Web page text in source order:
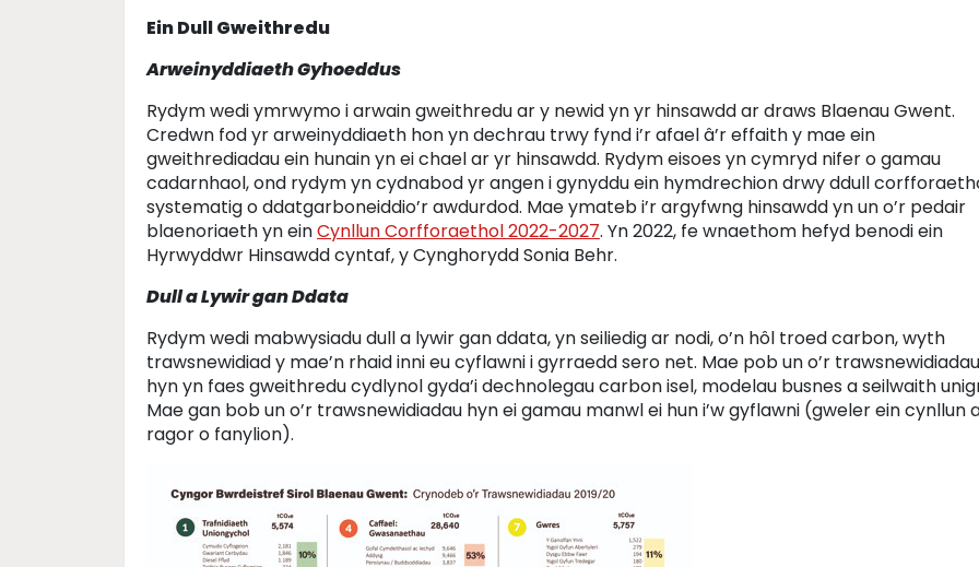
Ein Dull Gweithredu
Arweinyddiaeth Gyhoeddus
Rydym wedi ymrwymo i arwain gweithredu ar y newid yn yr hinsawdd ar draws Blaenau Gwent.
Credwn fod yr arweinyddiaeth hon yn dechrau trwy fynd i’r afael â’r effaith y mae ein
gweithrediadau ein hunain yn ei chael ar yr hinsawdd. Rydym eisoes yn cymryd nifer o gamau
cadarnhaol, ond rydym yn cydnabod yr angen i gynyddu ein hymdrechion drwy ddull
systematig o ddatgarboneiddio’r awdurdod. Mae ymateb i’r argyfwng hinsawdd yn un o’r pedair
blaenoriaeth yn einCynllun Corfforaethol 2022-2027. Yn 2022, fe wnaethom hefyd benodi ein
Hyrwyddwr Hinsawdd cyntaf, y Cynghorydd Sonia Behr.
Dull a Lywir gan Ddata
Rydym wedi mabwysiadu dull a lywir gan ddata, yn seiliedig ar nodi, o’n hôl troed carbon, wyth
trawsnewidiad y mae’n rhaid inni eu cyflawni i gyrraedd sero net. Mae pob un o’r trawsnewidiadau
hyn yn faes gweithredu cydlynol gyda’i dechnolegau carbon isel, modelau busnes a seilwaith
Mae gan bob un o’r trawsnewidiadau hyn ei gamau manwl ei hun i’w gyflawni (gweler ein cynllun
ragor o fanylion).